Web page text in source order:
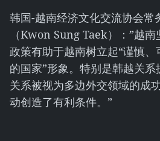
韩国-越南经济文化交流协会常
（Kwon Sung Taek）：”越
政策有助于越南树立起“谨慎
的国家”形象。特别是韩越关
关系被视为多边外交领域的成
动创造了有利条件。”